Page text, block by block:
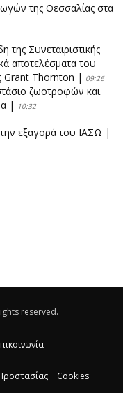
της Θεσσαλίας στα
της Συνεταιριστικής
αποτελέσματα του
Grant Thornton | 09:26
ζωοτροφών και
| 10:32
εξαγορά του ΙΑΣΩ |
reserved.
Cookies